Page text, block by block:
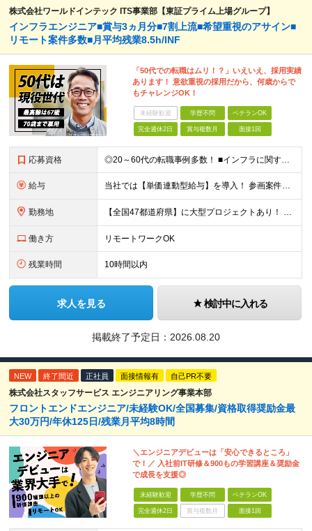
株式会社ワールドインテック ITS事業部【東証プライム上場グループ】
インフラエンジニア■賞与3ヵ月分■7割上流■希望重視のアサイン■
リモート案件多数■月平均残業8.5h/INF
「50代での転職はムリ！？」いえいえ、採用実績
あります！ 意欲重視の採用だから、何歳からで
もチャレンジOK！
未経験歓迎 学歴不問 ベテランOK
完全週休2日 賞与複数月 面接1回
応募資格 ◎20～60代の転職事例多数！ ■インフラに関する何らかのご経験 ■学歴不問/転職回数は一切不問！
給与 当社では【単価連動型給与】を導入！ 参画案件の契約単価に連動して給与が決定。 還元率は単価の【70％～80％】と東証プライム上場グループとして高水準です！（社会保険料・教育コスト含む） ■関東：月給
勤務地 【全国47都道府県】に大型プロジェクトあり！ 主要勤務地： 北海道/宮城県/栃木県/埼玉県/千葉県/東京都/神奈川県/愛知県/大阪府/京都府/兵庫県/広島県/福岡県/熊本県 ※勤務エリアは、あなたの
働き方 リモートワークOK
残業時間 10時間以内
求人を見る 検討中に入れる
掲載終了予定日： 2026.08.20
NEW 終了間近 正社員 面接情報有 自己PR不要
株式会社スタッフサービス エンジニアリング事業本部
フロントエンドエンジニア/未経験OK/全国募集/資格取得奨励金最
大30万円/年休125日/残業月平均8時間
＼エンジニアデビューは「安心できるところ」
で！／ 入社前IT研修＆900もの学習講座＆奨励金
で成長を支援◎
未経験歓迎 学歴不問 ベテランOK
完全週休2日 賞与複数月 面接1回